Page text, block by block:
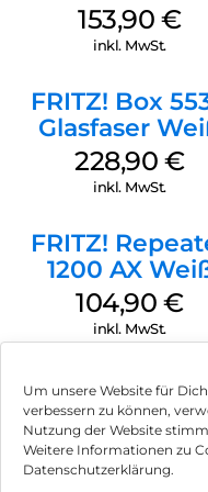
Um unsere Website für
verbessern zu können,
Nutzung der Website
Weitere Informationen zu
Datenschutzerklärung.
Die neuesten
Die leistungsstarke
unglaublich schnellem
LAN-Ports – der 2,5-
Gigabit-LAN-Port
Schnittstellen können
Netzwerkspeicher
Telefonieren macht Spaß:
Die leistungsstarke
sorgt für vollen
DECT-Telefone an ,
ein, verwalten Sie
Sprachnachrichten. Sie
Google, Apple iCloud
synchronisieren .
Der Hub für Ihren FRITZ!
153,90€
inkl. MwSt.
FRITZ! Box
Glasfaser
228,90€
inkl. MwSt.
FRITZ!
1200 AX
104,90€
inkl. MwSt.
Impressum